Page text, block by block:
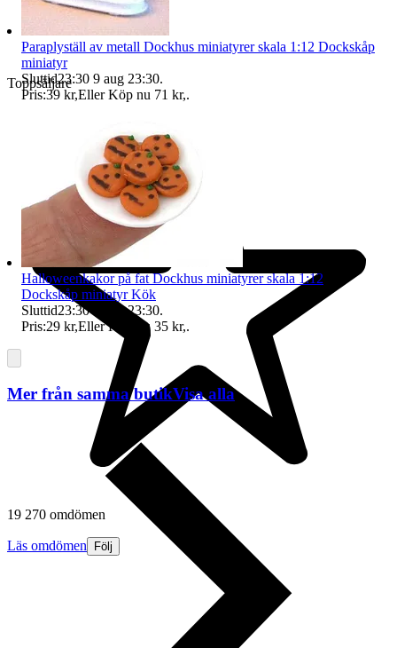
Toppsäljare
19 270 omdömen
Läs omdömen Följ
Paraplyställ av metall Dockhus miniatyrer skala 1:12 Dockskåp
miniatyr
Sluttid23:30 9 aug 23:30.
Pris:39 kr,Eller Köp nu 71 kr,.
Halloweenkakor på fat Dockhus miniatyrer skala 1:12
Dockskåp miniatyr Kök
Sluttid23:30 9 aug 23:30.
Pris:29 kr,Eller Köp nu 35 kr,.
Mer från samma butikVisa alla